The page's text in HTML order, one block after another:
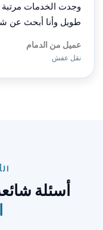
وجدت الخدمات
طويل وأنا أبحث عن
عميل من الدمام
نقل عفش
أسئلة